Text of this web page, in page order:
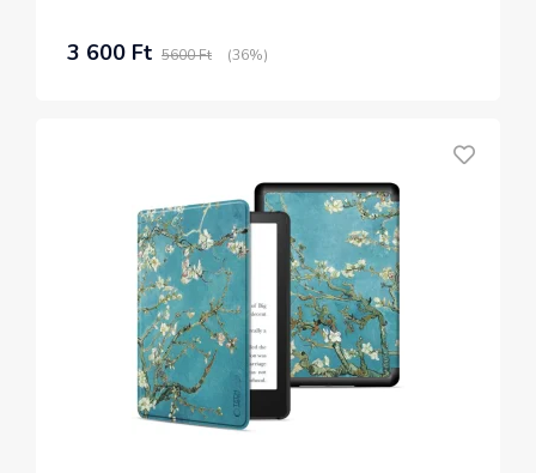
3 600 Ft 5600 Ft (36%)